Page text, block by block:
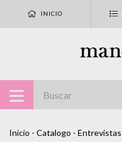
INICIO
Inicio - Catalogo - Entrevistas